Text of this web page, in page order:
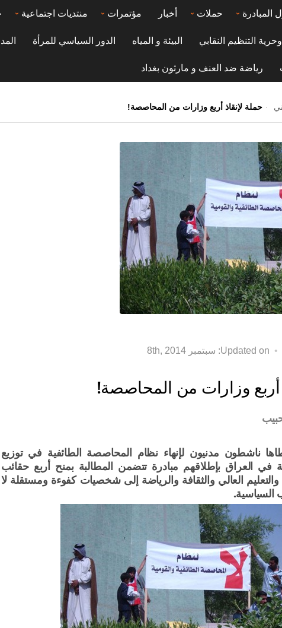
المبادرة حملات أخبار مؤتمرات منتديات اجتماعية
التنظيم النقابي البيئة و المياه الدور السياسي للمرأة
رياضة ضد العنف و مارثون بغداد
حملة لإنقاذ أربع وزارات من المحاصصة!
Updated on: سبتمبر 8th, 2014
أربع وزارات من المحاصصة!
ناشطون مدنيون لإنهاء نظام المحاصصة الطائفية في توزيع
في العراق بإطلاقهم مبادرة تتضمن المطالبة بمنح أربع حقائب
والتعليم العالي والثقافة والرياضة إلى شخصيات كفوءة ومستقلة لا
السياسية.